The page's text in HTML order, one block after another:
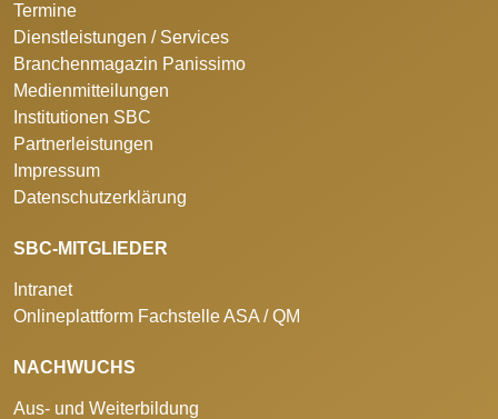
Termine
Dienstleistungen / Services
Branchenmagazin Panissimo
Medienmitteilungen
Institutionen SBC
Partnerleistungen
Impressum
Datenschutzerklärung
SBC-MITGLIEDER
Intranet
Onlineplattform Fachstelle ASA / QM
NACHWUCHS
Aus- und Weiterbildung